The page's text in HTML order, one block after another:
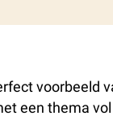
voorbeeld
een thema